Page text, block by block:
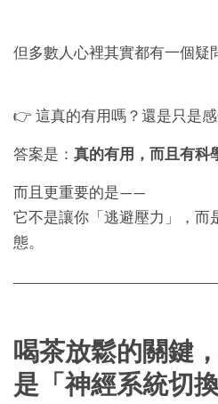
但多數人心裡其實都有一個疑
👉 這真的有用嗎？還是只是感
答案是： 真的有用，而且有科
而且更重要的是——
它不是讓你「逃避壓力」，而
態。
喝茶放鬆的關鍵
是「神經系統切換